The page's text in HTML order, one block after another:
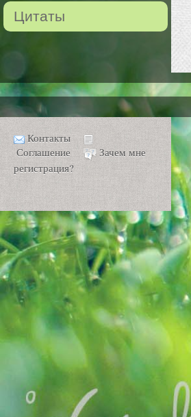
Цитаты
Контакты
Соглашение
Зачем мне
регистрация?